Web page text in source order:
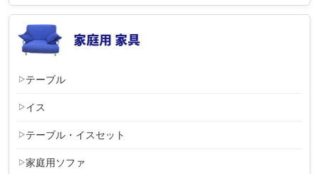
テーブル
イス
テーブル・イスセット
家庭用ソファ